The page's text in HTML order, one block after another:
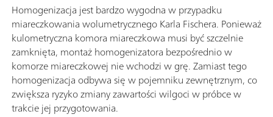
Homogenizacja jest bardzo wygodna w przypadku
miareczkowania wolumetrycznego Karla Fischera. Ponieważ
kulometryczna komora miareczkowa musi być szczelnie
zamknięta, montaż homogenizatora bezpośrednio w
komorze miareczkowej nie wchodzi w grę. Zamiast tego
homogenizacja odbywa się w pojemniku zewnętrznym, co
zwiększa ryzyko zmiany zawartości wilgoci w próbce w
trakcie jej przygotowania.